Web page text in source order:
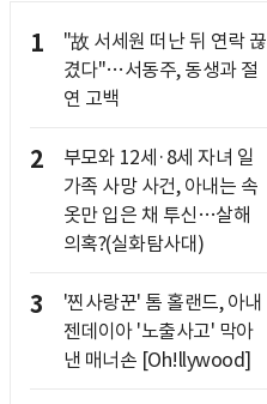
1
"故 서세원 떠난 뒤 연락 끊
겼다"…서동주, 동생과 절
연 고백
2
부모와 12세·8세 자녀 일
가족 사망 사건, 아내는 속
옷만 입은 채 투신…살해
의혹?(실화탐사대)
3
'찐사랑꾼' 톰 홀랜드, 아내
젠데이아 '노출사고' 막아
낸 매너손 [Oh!llywood]